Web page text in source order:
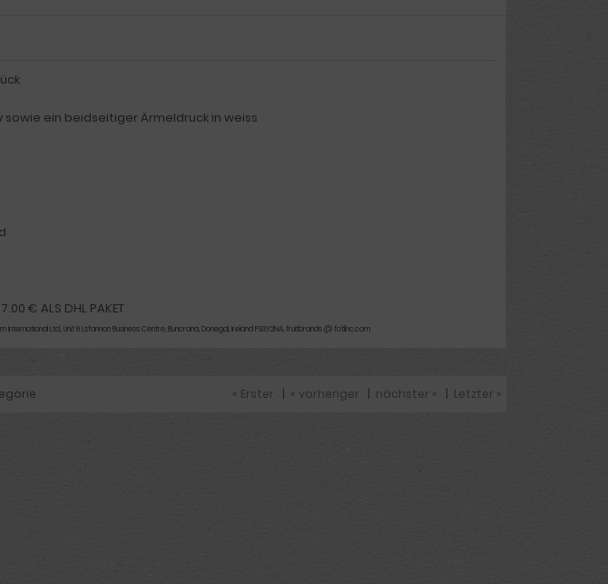
sowie ein beidseitiger Ärmeldruck in weiss
€ ALS DHL PAKET
Ltd., Unit 6 Lsfannon Business Centre, Buncrana, Donegal, Ireland F93Y2NA, fruitbrands @ fotlinc.com
« Erster « vorheriger nächster » Letzter »